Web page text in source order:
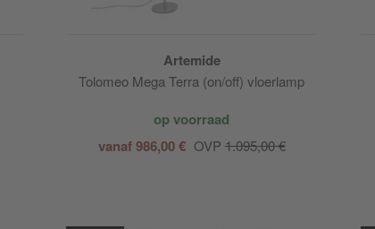
Artemide
Tolomeo Mega Terra (on/off) vloerlamp
op voorraad
vanaf 986,00 € OVP 1.095,00 €